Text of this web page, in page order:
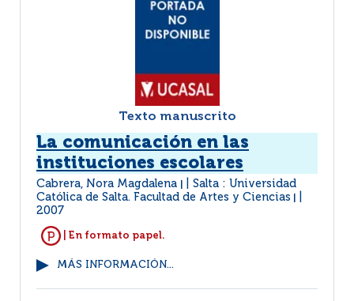
Texto manuscrito
La comunicación en las
instituciones escolares
Cabrera, Nora Magdalena
Salta : Universidad
Católica de Salta. Facultad de Artes y Ciencias
2007
| En formato papel.
MÁS INFORMACIÓN...